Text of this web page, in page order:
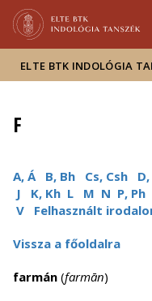
ELTE BTK INDOLÓGIA
F
A, Á B, Bh Cs, Csh
J
K, Kh L M N P, Ph
V
Felhasznált
Vissza a főoldalra
farmán (farmān)